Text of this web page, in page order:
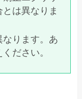
は異なりま
ります。あ
ださい。